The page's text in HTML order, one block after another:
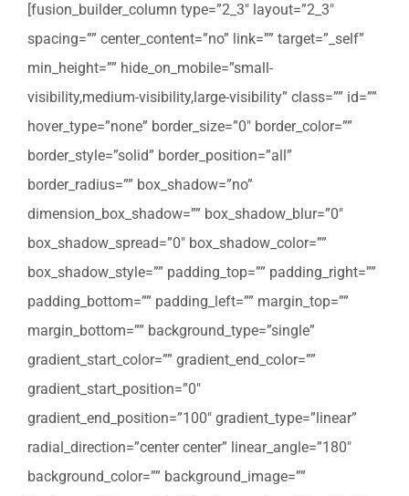
[fusion_builder_column type=”2_3″ layout=”2_3″
spacing=”” center_content=”no” link=”” target=”_self”
min_height=”” hide_on_mobile=”small-
visibility,medium-visibility,large-visibility” class=”” id=””
hover_type=”none” border_size=”0″ border_color=””
border_style=”solid” border_position=”all”
border_radius=”” box_shadow=”no”
dimension_box_shadow=”” box_shadow_blur=”0″
box_shadow_spread=”0″ box_shadow_color=””
box_shadow_style=”” padding_top=”” padding_right=””
padding_bottom=”” padding_left=”” margin_top=””
margin_bottom=”” background_type=”single”
gradient_start_color=”” gradient_end_color=””
gradient_start_position=”0″
gradient_end_position=”100″ gradient_type=”linear”
radial_direction=”center center” linear_angle=”180″
background_color=”” background_image=””